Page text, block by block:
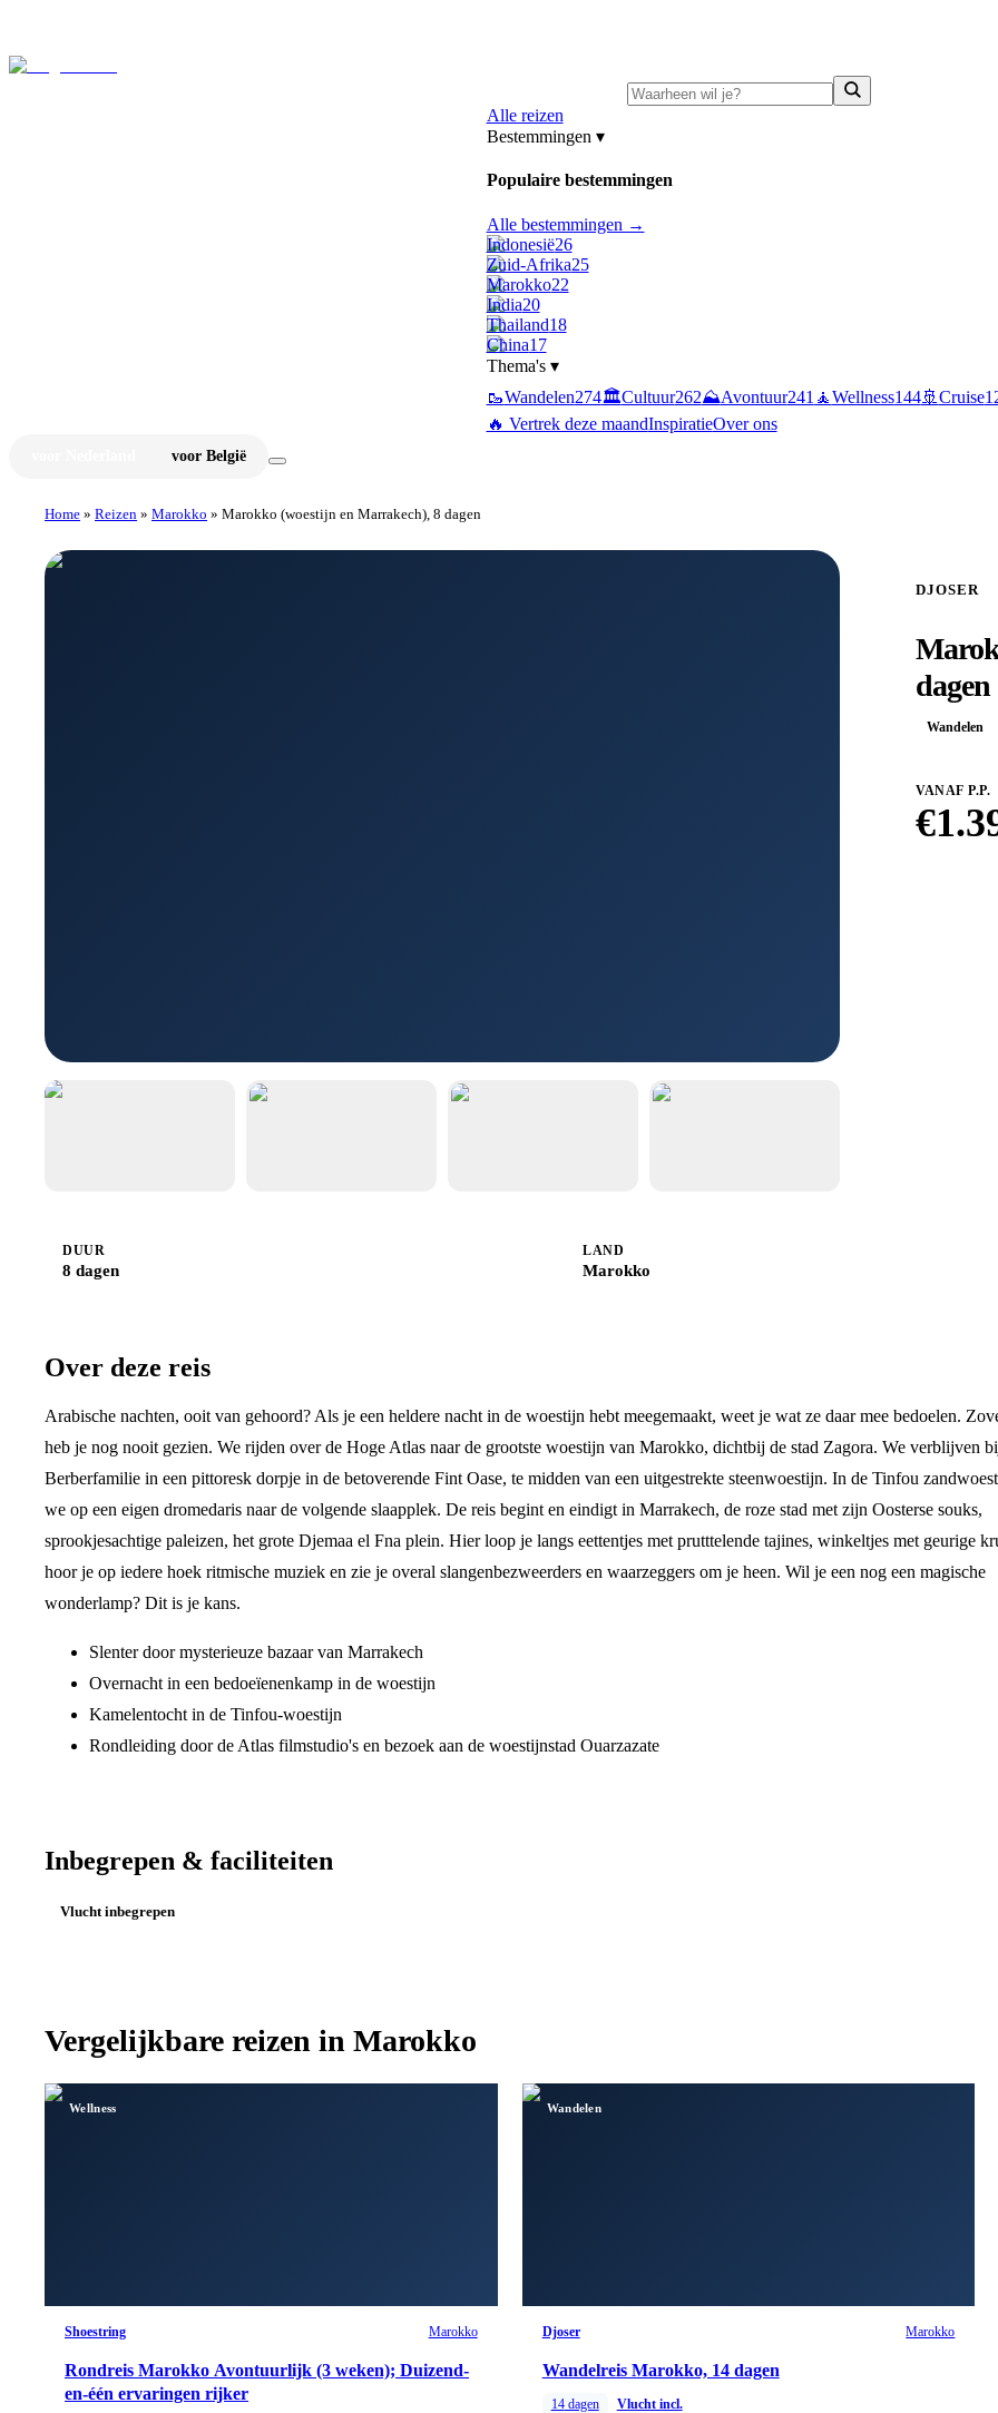
Alle reizen
Bestemmingen ▾
Populaire bestemmingen
Alle bestemmingen →
Indonesië26
Zuid-Afrika25
Marokko22
India20
Thailand18
China17
Thema's ▾
🥾Wandelen274🏛️Cultuur262⛰️Avontuur241 🧘Wellness144🚢 Cruise
🔥 Vertrek deze maandInspiratieOver ons
voor België
Home » Reizen » Marokko » Marokko (woestijn en Marrakech), 8 dagen
DJOSER
dagen
Wandelen
VANAF P.P.
€
DUUR
8 dagen
LAND
Marokko
Over deze reis
Arabische nachten, ooit van gehoord? Als je een heldere nacht in de woestijn hebt meegemaakt, weet je wat ze daar mee bedoelen.
heb je nog nooit gezien. We rijden over de Hoge Atlas naar de grootste woestijn van Marokko, dichtbij de stad Zagora. We verblijven
Berberfamilie in een pittoresk dorpje in de betoverende Fint Oase, te midden van een uitgestrekte steenwoestijn. In de Tinfou
we op een eigen dromedaris naar de volgende slaapplek. De reis begint en eindigt in Marrakech, de roze stad met zijn Oosterse souks,
sprookjesachtige paleizen, het grote Djemaa el Fna plein. Hier loop je langs eettentjes met prutttelende tajines, winkeltjes met geurige
hoor je op iedere hoek ritmische muziek en zie je overal slangenbezweerders en waarzeggers om je heen. Wil je een nog een magische
wonderlamp? Dit is je kans.
Slenter door mysterieuze bazaar van Marrakech
Overnacht in een bedoeïenenkamp in de woestijn
Kamelentocht in de Tinfou-woestijn
Rondleiding door de Atlas filmstudio's en bezoek aan de woestijnstad Ouarzazate
Inbegrepen & faciliteiten
Vlucht inbegrepen
Vergelijkbare reizen in Marokko
Wellness
Shoestring Marokko
Rondreis Marokko Avontuurlijk (3 weken); Duizend-
en-één ervaringen rijker
Wandelen
Djoser Marokko
Wandelreis Marokko, 14 dagen
14dagen Vlucht incl.